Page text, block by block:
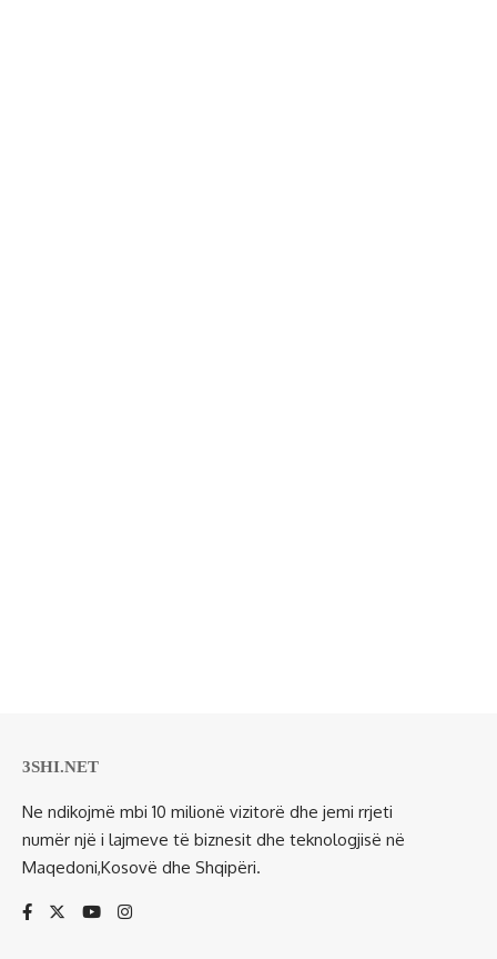
3SHI.NET
Ne ndikojmë mbi 10 milionë vizitorë dhe jemi rrjeti
numër një i lajmeve të biznesit dhe teknologjisë në
Maqedoni,Kosovë dhe Shqipëri.